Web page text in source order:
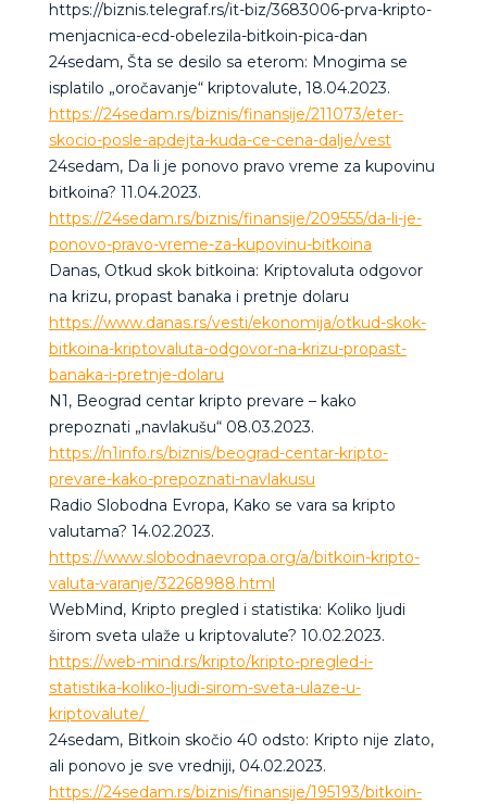
https://biznis.telegraf.rs/it-biz/3683006-prva-kripto-
menjacnica-ecd-obelezila-bitkoin-pica-dan
24sedam, Šta se desilo sa eterom: Mnogima se
isplatilo „oročavanje“ kriptovalute, 18.04.2023.
https://24sedam.rs/biznis/finansije/211073/eter-
skocio-posle-apdejta-kuda-ce-cena-dalje/vest
24sedam, Da li je ponovo pravo vreme za kupovinu
bitkoina? 11.04.2023.
https://24sedam.rs/biznis/finansije/209555/da-li-je-
ponovo-pravo-vreme-za-kupovinu-bitkoina
Danas, Otkud skok bitkoina: Kriptovaluta odgovor
na krizu, propast banaka i pretnje dolaru
https://www.danas.rs/vesti/ekonomija/otkud-skok-
bitkoina-kriptovaluta-odgovor-na-krizu-propast-
banaka-i-pretnje-dolaru
N1, Beograd centar kripto prevare – kako
prepoznati „navlakušu“ 08.03.2023.
https://n1info.rs/biznis/beograd-centar-kripto-
prevare-kako-prepoznati-navlakusu
Radio Slobodna Evropa, Kako se vara sa kripto
valutama? 14.02.2023.
https://www.slobodnaevropa.org/a/bitkoin-kripto-
valuta-varanje/32268988.html
WebMind, Kripto pregled i statistika: Koliko ljudi
širom sveta ulaže u kriptovalute? 10.02.2023.
https://web-mind.rs/kripto/kripto-pregled-i-
statistika-koliko-ljudi-sirom-sveta-ulaze-u-
kriptovalute/
24sedam, Bitkoin skočio 40 odsto: Kripto nije zlato,
ali ponovo je sve vredniji, 04.02.2023.
https://24sedam.rs/biznis/finansije/195193/bitkoin-